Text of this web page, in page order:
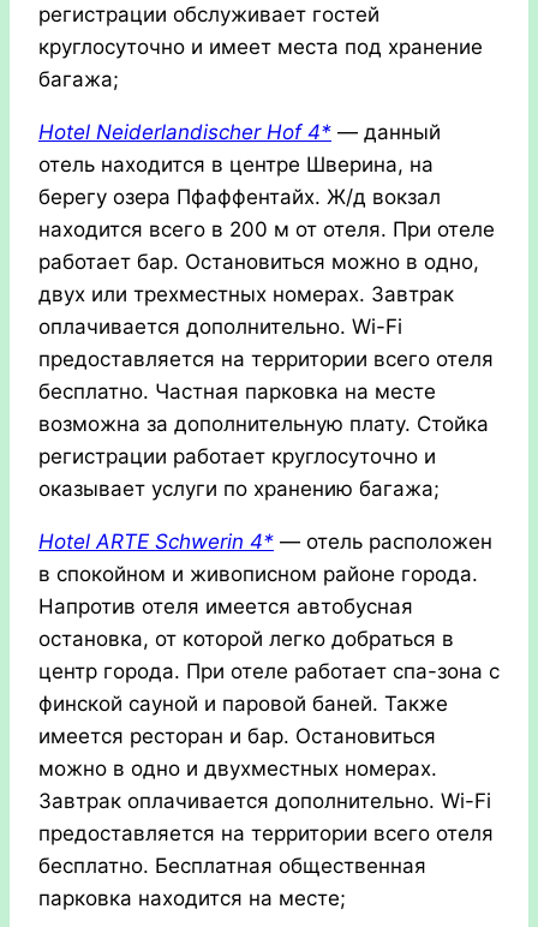
регистрации обслуживает гостей
круглосуточно и имеет места под хранение
багажа;
Hotel Neiderlandischer Hof 4* — данный
отель находится в центре Шверина, на
берегу озера Пфаффентайх. Ж/д вокзал
находится всего в 200 м от отеля. При отеле
работает бар. Остановиться можно в одно,
двух или трехместных номерах. Завтрак
оплачивается дополнительно. Wi-Fi
предоставляется на территории всего отеля
бесплатно. Частная парковка на месте
возможна за дополнительную плату. Стойка
регистрации работает круглосуточно и
оказывает услуги по хранению багажа;
HotelARTE Schwerin 4* — отель расположен
в спокойном и живописном районе города.
Напротив отеля имеется автобусная
остановка, от которой легко добраться в
центр города. При отеле работает спа-зона с
финской сауной и паровой баней. Также
имеется ресторан и бар. Остановиться
можно в одно и двухместных номерах.
Завтрак оплачивается дополнительно. Wi-Fi
предоставляется на территории всего отеля
бесплатно. Бесплатная общественная
парковка находится на месте;